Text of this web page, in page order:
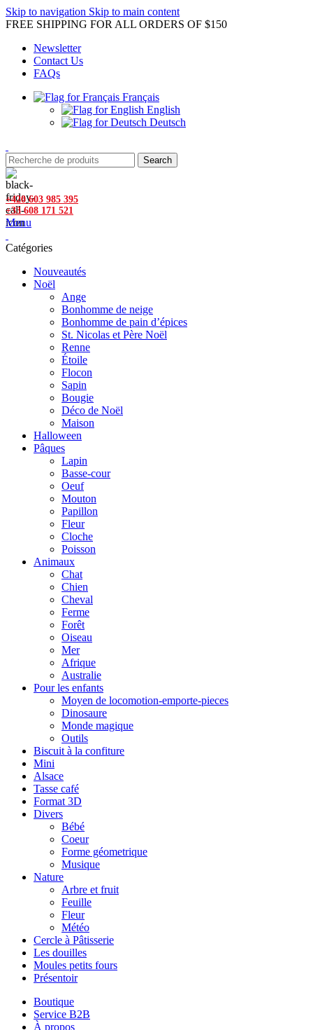
Skip to navigation Skip to main content
FREE SHIPPING FOR ALL ORDERS OF $150
Newsletter
Contact Us
FAQs
Français
English
Deutsch
Search
+420 603 985 395
+33 608 171 521
Menu
Catégories
Nouveautés
Noël
Ange
Bonhomme de neige
Bonhomme de pain d’épices
St. Nicolas et Père Noël
Renne
Étoile
Flocon
Sapin
Bougie
Déco de Noël
Maison
Halloween
Pâques
Lapin
Basse-cour
Oeuf
Mouton
Papillon
Fleur
Cloche
Poisson
Animaux
Chat
Chien
Cheval
Ferme
Forêt
Oiseau
Mer
Afrique
Australie
Pour les enfants
Moyen de locomotion-emporte-pieces
Dinosaure
Monde magique
Outils
Biscuit à la confiture
Mini
Alsace
Tasse café
Format 3D
Divers
Bébé
Coeur
Forme géometrique
Musique
Nature
Arbre et fruit
Feuille
Fleur
Météo
Cercle à Pâtisserie
Les douilles
Moules petits fours
Présentoir
Boutique
Service B2B
À propos